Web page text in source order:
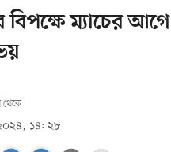
বিপক্ষে ম্যাচের আগে
থেকে
১৪: ২৮